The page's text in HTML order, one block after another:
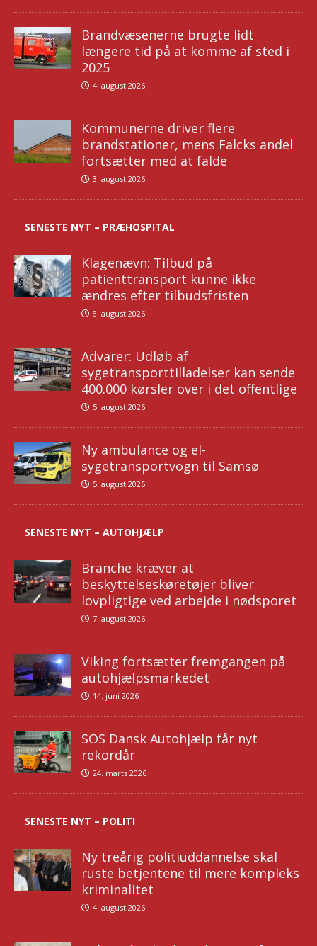
Brandvæsenerne brugte lidt
længere tid på at komme af sted i
2025
4. august 2026
Kommunerne driver flere
brandstationer, mens Falcks andel
fortsætter med at falde
3. august 2026
SENESTE NYT – PRÆHOSPITAL
Klagenævn: Tilbud på
patienttransport kunne ikke
ændres efter tilbudsfristen
8. august 2026
Advarer: Udløb af
sygetransporttilladelser kan sende
400.000 kørsler over i det offentlige
5. august 2026
Ny ambulance og el-
sygetransportvogn til Samsø
5. august 2026
SENESTE NYT – AUTOHJÆLP
Branche kræver at
beskyttelseskøretøjer bliver
lovpligtige ved arbejde i nødsporet
7. august 2026
Viking fortsætter fremgangen på
autohjælpsmarkedet
14. juni 2026
SOS Dansk Autohjælp får nyt
rekordår
24. marts 2026
SENESTE NYT – POLITI
Ny treårig politiuddannelse skal
ruste betjentene til mere kompleks
kriminalitet
4. august 2026